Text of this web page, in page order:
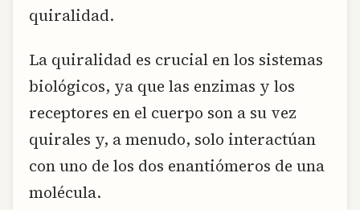
quiralidad.
La quiralidad es crucial en los sistemas
biológicos, ya que las enzimas y los
receptores en el cuerpo son a su vez
quirales y, a menudo, solo interactúan
con uno de los dos enantiómeros de una
molécula.